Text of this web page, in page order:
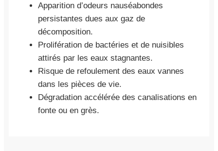
Apparition d’odeurs nauséabondes
persistantes dues aux gaz de
décomposition.
Prolifération de bactéries et de nuisibles
attirés par les eaux stagnantes.
Risque de refoulement des eaux vannes
dans les pièces de vie.
Dégradation accélérée des canalisations en
fonte ou en grès.